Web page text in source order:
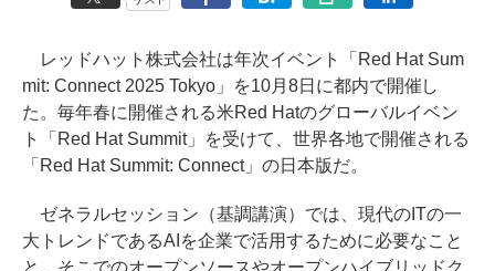
レッドハット株式会社は年次イベント「Red Hat Sum
mit: Connect 2025 Tokyo」を10月8日に都内で開催し
た。毎年春に開催される米Red Hatのグローバルイベン
ト「Red Hat Summit」を受けて、世界各地で開催される
「Red Hat Summit: Connect」の日本版だ。
ゼネラルセッション（基調講演）では、現代のITの一
大トレンドであるAIを企業で活用するために必要なこと
と、そこでのオープンソースやオープンハイブリッドク